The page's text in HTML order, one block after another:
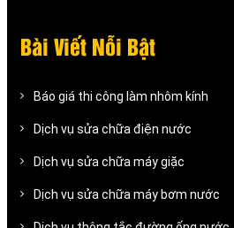
Bài Viết Nỗi Bật
Báo giá thi công làm nhôm kính
Dịch vụ sửa chữa điện nước
Dịch vụ sửa chữa máy giặc
Dịch vụ sửa chữa máy bơm nước